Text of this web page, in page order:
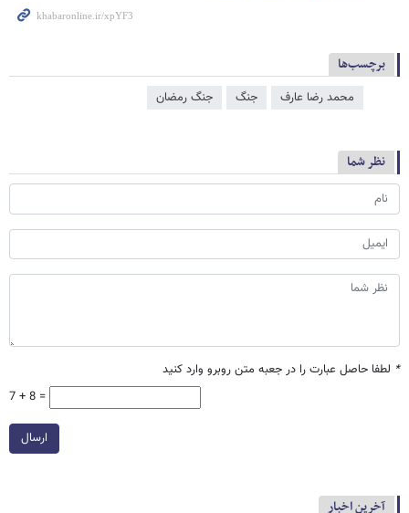
برچسب‌ها
محمد رضا عارف جنگ جنگ رمضان
نظر شما
* لطفا حاصل عبارت را در جعبه متن روبرو وارد کنید
7 + 8 =
ارسال
آخرین اخبار